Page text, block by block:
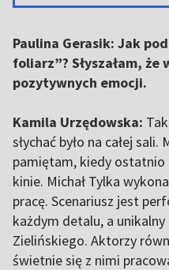
Paulina Gerasik: Jak
foliarz”? Słyszałam, że
pozytywnych emocji.
Kamila Urzędowska:
słychać było na całej sali.
pamiętam, kiedy ostatnio
kinie. Michał Tylka
pracę. Scenariusz jest
każdym detalu, a
Zielińskiego. Aktorzy
świetnie się z nimi